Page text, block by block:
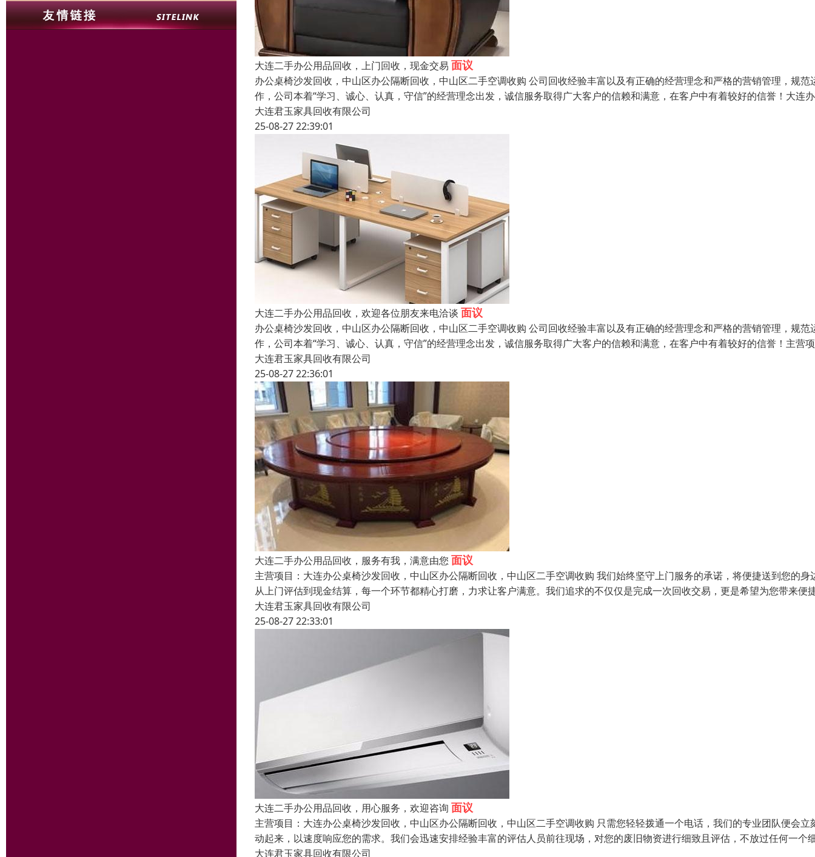
大连二手办公用品回收，上门回收，现金交易 面议
办公桌椅沙发回收，中山区办公隔断回收，中山区二手空调收购 公司回收经验丰富以及有正确的经营理念和严格的营销管理，规范
作，公司本着“学习、诚心、认真，守信”的经营理念出发，诚信服务取得广大客户的信赖和满意，在客户中有着较好的信誉！大连
大连君玉家具回收有限公司
25-08-27 22:39:01
大连二手办公用品回收，欢迎各位朋友来电洽谈 面议
办公桌椅沙发回收，中山区办公隔断回收，中山区二手空调收购 公司回收经验丰富以及有正确的经营理念和严格的营销管理，规范
作，公司本着“学习、诚心、认真，守信”的经营理念出发，诚信服务取得广大客户的信赖和满意，在客户中有着较好的信誉！主营
大连君玉家具回收有限公司
25-08-27 22:36:01
大连二手办公用品回收，服务有我，满意由您 面议
主营项目：大连办公桌椅沙发回收，中山区办公隔断回收，中山区二手空调收购 我们始终坚守上门服务的承诺，将便捷送到您的身
从上门评估到现金结算，每一个环节都精心打磨，力求让客户满意。我们追求的不仅仅是完成一次回收交易，更是希望为您带来便
大连君玉家具回收有限公司
25-08-27 22:33:01
大连二手办公用品回收，用心服务，欢迎咨询 面议
主营项目：大连办公桌椅沙发回收，中山区办公隔断回收，中山区二手空调收购 只需您轻轻拨通一个电话，我们的专业团队便会立
动起来，以速度响应您的需求。我们会迅速安排经验丰富的评估人员前往现场，对您的废旧物资进行细致且评估，不放过任何一个
大连君玉家具回收有限公司